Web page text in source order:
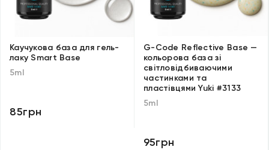
Каучукова база для гель-
лаку Smart Base
5ml
85грн
G-Code Reflective Base —
кольорова база зі
світловідбиваючими
частинками та
пластівцями Yuki #3133
5ml
95грн